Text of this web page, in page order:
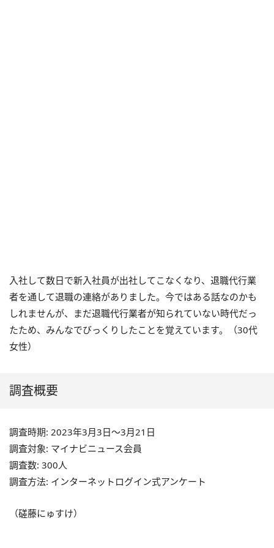
入社して数日で新入社員が出社してこなくなり、退職代行業
者を通して退職の連絡がありました。今ではある話なのかも
しれませんが、まだ退職代行業者が知られていない時代だっ
たため、みんなでびっくりしたことを覚えています。（30代
女性）
調査概要
調査時期: 2023年3月3日～3月21日
調査対象: マイナビニュース会員
調査数: 300人
調査方法: インターネットログイン式アンケート
（磋藤にゅすけ）